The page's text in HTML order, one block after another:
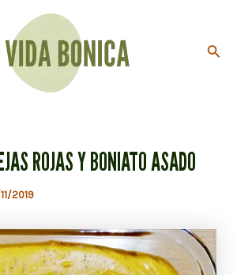
ROJAS Y BONIATO ASADO
2019